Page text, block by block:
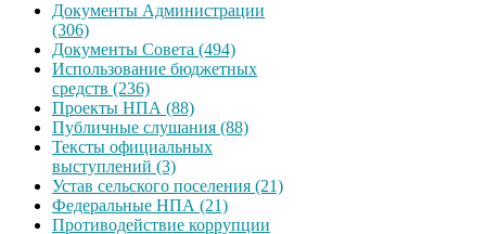
Документы Администрации
(306)
Документы Совета (494)
Использование бюджетных
средств (236)
Проекты НПА (88)
Публичные слушания (88)
Тексты официальных
выступлений (3)
Устав сельского поселения (21)
Федеральные НПА (21)
Противодействие коррупции